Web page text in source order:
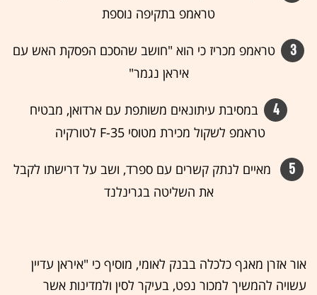
טראמפ בתקיפה נוספת
3
טראמפ מכריז כי הוא "חושב שהסכם הפסקת האש עם
איראן נגמר"
4
במסיבת עיתונאים משותפת עם ארדואן, מבטיח
טראמפ לשקול מכירת מטוסי F-35 לטורקיה
5
מאיים לנתק קשרים עם ספרד, ושב על דרישתו לקבל
את השליטה בגרינלנד
אור אזרן מאגף כלכלה בבנק לאומי, מוסיף כי "איראן עדיין
עשויה להמשיך למכור נפט, בעיקר לסין ולמדינות אשר